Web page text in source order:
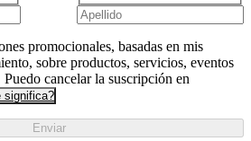
promocionales, basadas en mis
sobre productos, servicios, eventos
cancelar la suscripción en
significa?
Enviar